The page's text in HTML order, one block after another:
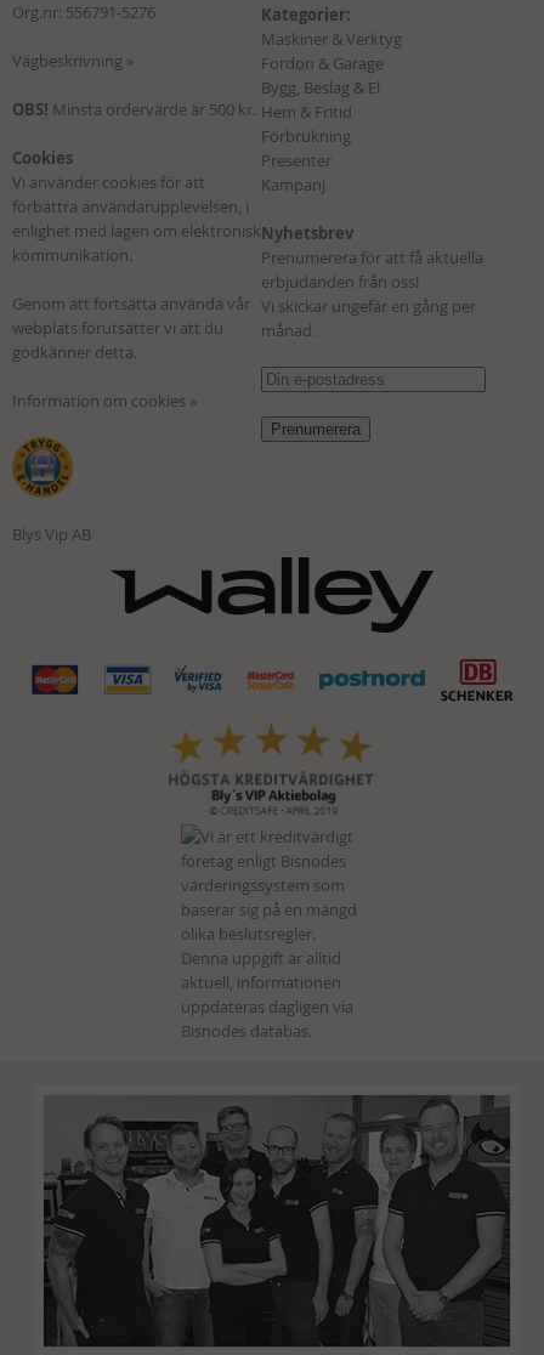
Org.nr: 556791-5276
Vägbeskrivning »
OBS! Minsta ordervärde är 500 kr.
Cookies
Vi använder cookies för att
förbättra användarupplevelsen, i
enlighet med lagen om elektronisk
kommunikation.
Genom att fortsätta använda vår
webplats förutsätter vi att du
godkänner detta.
Information om cookies »
Kategorier:
Maskiner & Verktyg
Fordon & Garage
Bygg, Beslag & El
Hem & Fritid
Förbrukning
Presenter
Kampanj
Nyhetsbrev
Prenumerera för att få aktuella
erbjudanden från oss!
Vi skickar ungefär en gång per
månad.
Blys Vip AB